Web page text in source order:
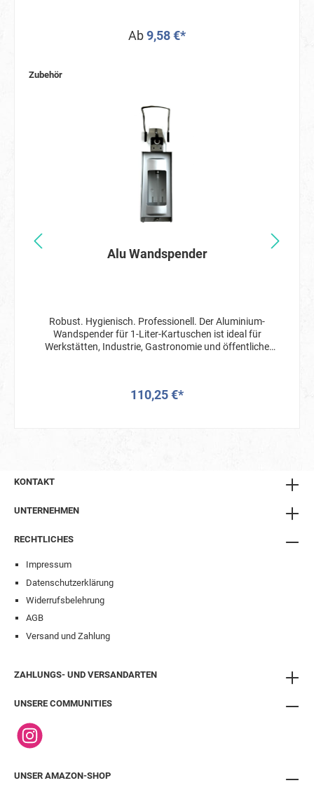
Säureschutzmantel der Haut durch einen pH-Wert von
Die in unseren Produkten enthaltenen Tenside erfüllen
Detergenzien festgelegt sind.
Ab9,58 €*
Zubehör
Alu Wandspender
Robust. Hygienisch. Professionell. Der Aluminium-
Wandspender für 1-Liter-Kartuschen ist ideal für
Werkstätten, Industrie, Gastronomie und öffentliche
besonders robust, korrosionsbeständig und leicht zu
– auch mit Handschuhen nutzbar Hygienisch & leicht
einsatzbereit Ideal für hohe Nutzungsfrequenz in
Produktionshallen Lebensmittelverarbeitung &
Öffentliche Waschräume & Hygienebereiche
Fassungsvermögen: passend für 1-Liter-Flaschen
Bedienung: hygienischer Hebelmechanismus
Fazit: Der Alu-Wandspender 1 Liter vereint funktionales
Design, extreme Langlebigkeit und hygienische
Effizienz und Professionalität geht. Jetzt bestellen bei
110,25 €*
KONTAKT
UNTERNEHMEN
RECHTLICHES
Impressum
Datenschutzerklärung
Widerrufsbelehrung
AGB
Versand und Zahlung
ZAHLUNGS- UND VERSANDARTEN
UNSERE COMMUNITIES
UNSER AMAZON-SHOP